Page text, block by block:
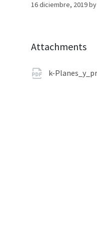
16 diciembre, 2019by
Attachments
k-